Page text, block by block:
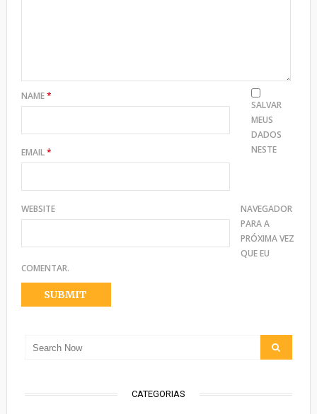
NAME*
EMAIL*
WEBSITE
SALVAR
MEUS
DADOS
NESTE
NAVEGADOR
PARA A
PRÓXIMA VEZ
QUE EU
COMENTAR.
CATEGORIAS